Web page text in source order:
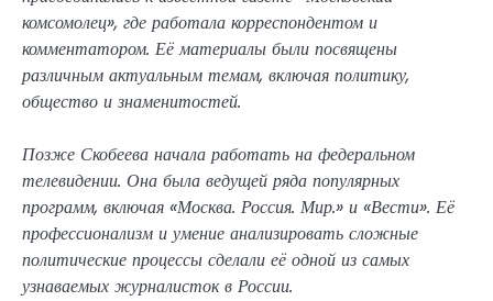
комсомолец», где работала корреспондентом и
комментатором. Её материалы были посвящены
различным актуальным темам, включая политику,
общество и знаменитостей.
Позже Скобеева начала работать на федеральном
телевидении. Она была ведущей ряда популярных
программ, включая «Москва. Россия. Мир.» и «Вести». Её
профессионализм и умение анализировать сложные
политические процессы сделали её одной из самых
узнаваемых журналисток в России.